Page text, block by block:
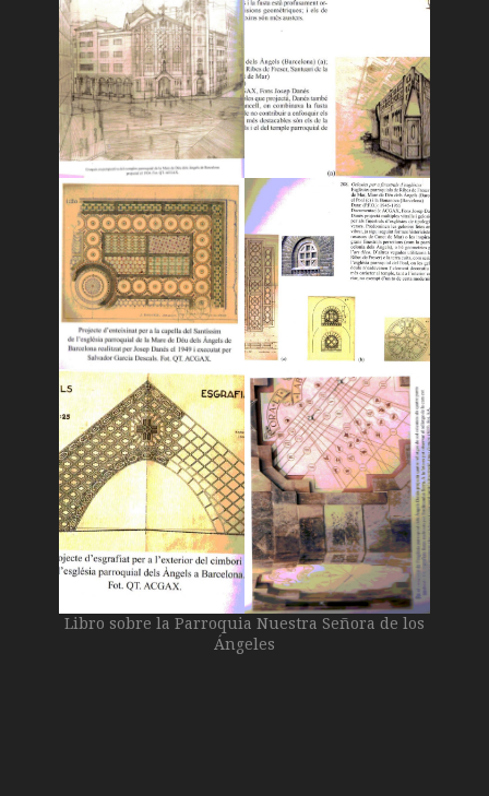
Libro sobre la Parroquia Nuestra Señora de los
Ángeles